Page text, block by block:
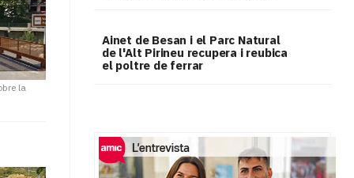
la
Ainet de Besan i el Parc Natural
de l'Alt Pirineu recupera i reubica
el poltre de ferrar